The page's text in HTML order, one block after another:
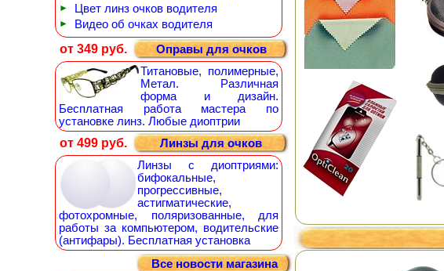
► Цвет линз очков водителя
► Видео об очках водителя
от 349 руб.
Оправы для очков
Титановые, полимерные,
Метал. Различная
форма и дизайн.
Бесплатная работа мастера по
установке линз. Любые диоптрии
от 499 руб.
Линзы для очков
Линзы с диоптриями:
бифокальные,
прогрессивные,
астигматические,
фотохромные, поляризованные, для
работы за компьютером, водительские
(антифары). Бесплатная установка
Все новости магазина